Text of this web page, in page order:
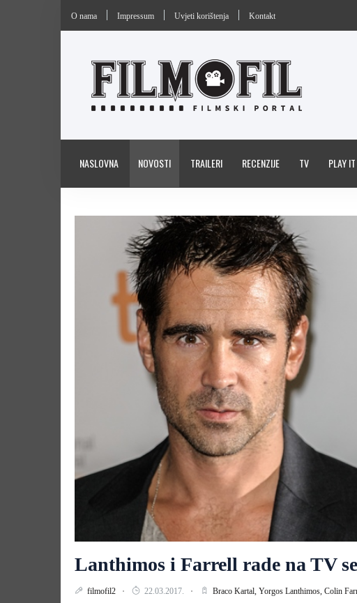
O nama Impressum Uvjeti korištenja Kontakt
NASLOVNA NOVOSTI TRAILERI RECENZIJE TV PLAY
Lanthimos i Farrell rade na TV
filmofil2 22.03.2017. Braco Kartal, Yorgos Lanthimos, Colin